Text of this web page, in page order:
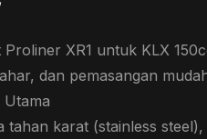
Proliner XR1 untuk KLX
dan pemasangan
tahan karat (stainless